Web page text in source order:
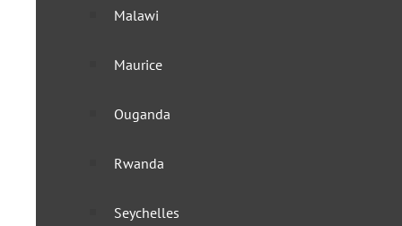
Malawi
Maurice
Ouganda
Rwanda
Seychelles
L’Eswatini abandonne